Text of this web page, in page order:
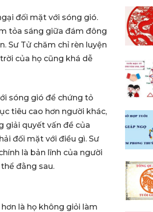
đối mặt với sóng gió.
tỏa sáng giữa đám đông
Sư Tử chăm chỉ rèn luyện
của họ cũng khá dễ
sóng gió để chứng tỏ
tiêu cao hơn người khác,
giải quyết vấn đề của
đối mặt với điều gì. Sư
là bản lĩnh của người
đằng sau.
là họ không giỏi làm